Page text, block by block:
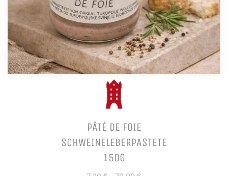
PÂTÉ DE FOIE
SCHWEINELEBERPASTETE
150G